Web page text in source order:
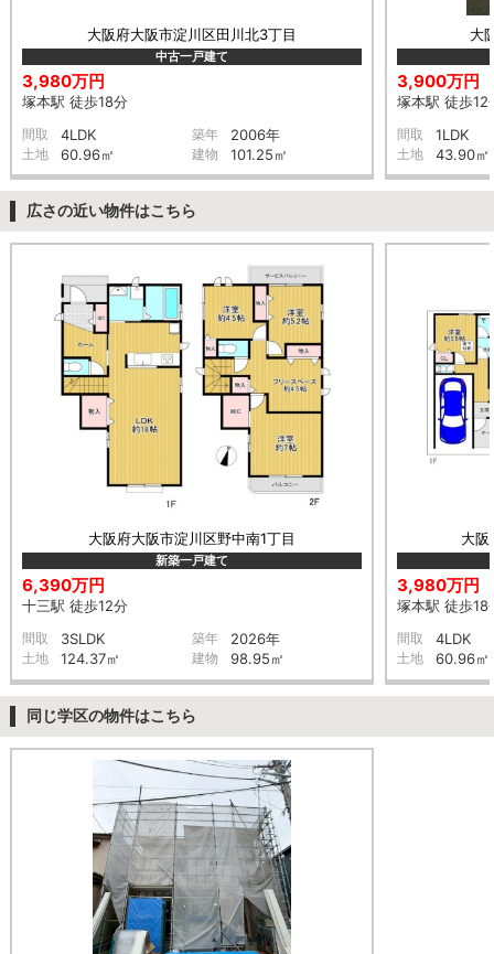
大阪府大阪市淀川区田川北3丁目
中古一戸建て
3,980万円
塚本駅 徒歩18分
間取 4LDK 築年 2006年
土地 60.96㎡ 建物 101.25㎡
大
3,900万円
塚本駅 徒歩12
間取 1LDK
土地 43.90㎡
広さの近い物件はこちら
大阪府大阪市淀川区野中南1丁目
新築一戸建て
6,390万円
十三駅 徒歩12分
間取 3SLDK 築年 2026年
土地 124.37㎡ 建物 98.95㎡
大阪
3,980万円
塚本駅 徒歩18
間取 4LDK
土地 60.96㎡
同じ学区の物件はこちら